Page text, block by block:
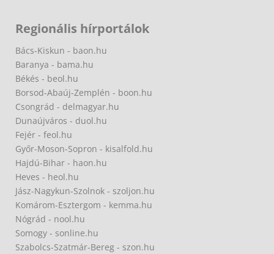
Regionális hírportálok
Bács-Kiskun - baon.hu
Baranya - bama.hu
Békés - beol.hu
Borsod-Abaúj-Zemplén - boon.hu
Csongrád - delmagyar.hu
Dunaújváros - duol.hu
Fejér - feol.hu
Győr-Moson-Sopron - kisalfold.hu
Hajdú-Bihar - haon.hu
Heves - heol.hu
Jász-Nagykun-Szolnok - szoljon.hu
Komárom-Esztergom - kemma.hu
Nógrád - nool.hu
Somogy - sonline.hu
Szabolcs-Szatmár-Bereg - szon.hu